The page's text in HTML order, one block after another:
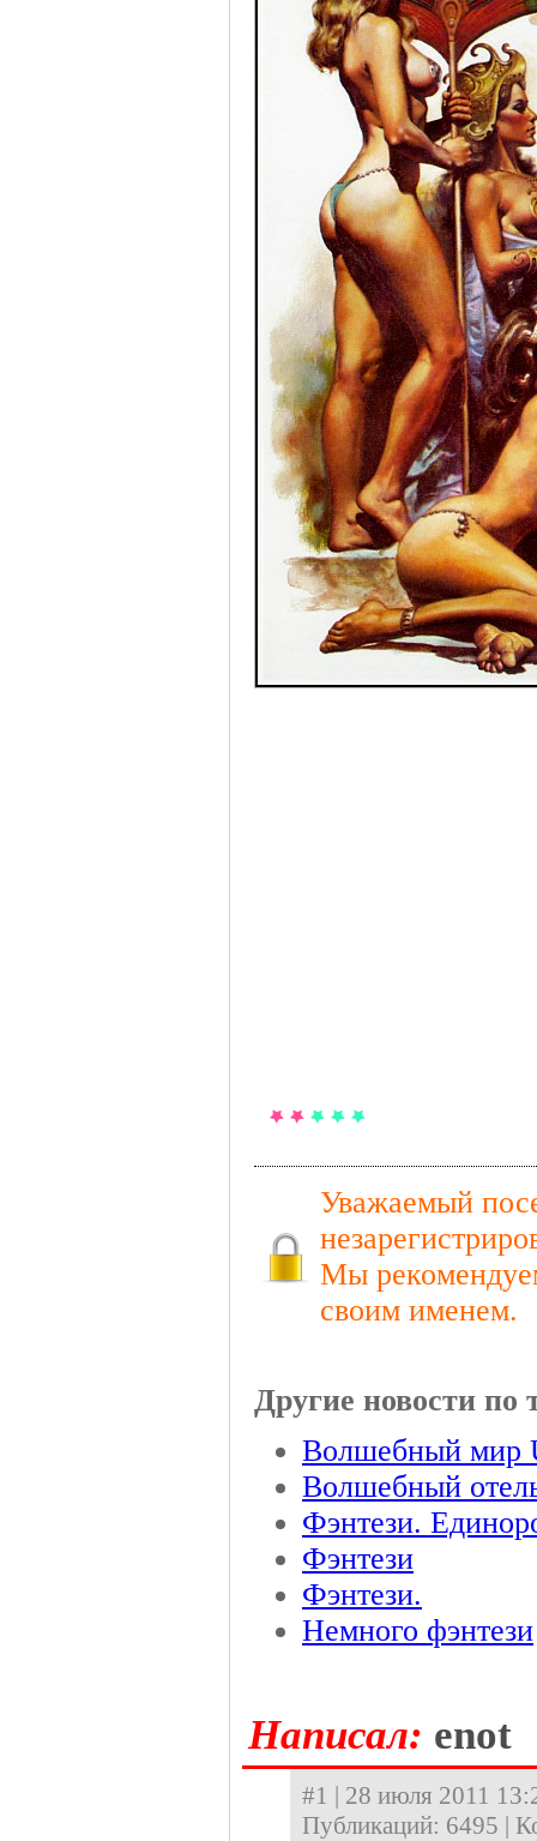
Уважаемый
Мы
своим именем.
Другие новости по
Волшебный мир
Волшебный
Фэнтези.
Фэнтези
Фэнтези.
Немного фэнтези
Hаписал: enot
#1 | 28 июля 2011
Публикаций: 6495 |